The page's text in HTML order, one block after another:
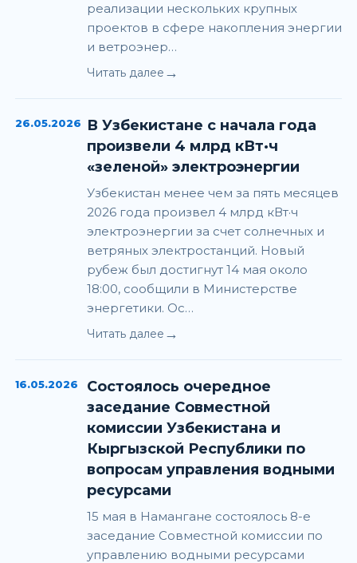
реализации нескольких крупных
проектов в сфере накопления энергии
и ветроэнер…
Читать далее →
26.05.2026
В Узбекистане с начала года
произвели 4 млрд кВт·ч
«зеленой» электроэнергии
Узбекистан менее чем за пять месяцев
2026 года произвел 4 млрд кВт·ч
электроэнергии за счет солнечных и
ветряных электростанций. Новый
рубеж был достигнут 14 мая около
18:00, сообщили в Министерстве
энергетики. Ос…
Читать далее →
16.05.2026
Состоялось очередное
заседание Совместной
комиссии Узбекистана и
Кыргызской Республики по
вопросам управления водными
ресурсами
15 мая в Намангане состоялось 8-е
заседание Совместной комиссии по
управлению водными ресурсами